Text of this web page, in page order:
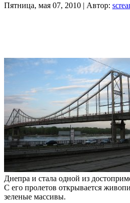
Пятница, мая 07, 2010 | Автор:
Днепра и стала одной из
С его пролетов открывается
зеленые массивы.